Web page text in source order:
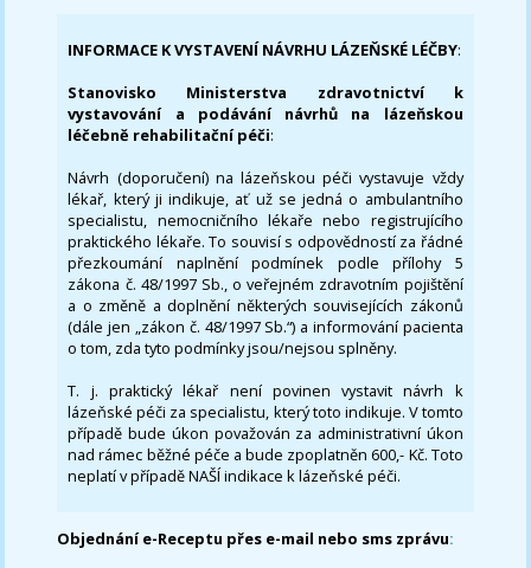
INFORMACE K VYSTAVENÍ NÁVRHU LÁZEŇSKÉ LÉČBY:
Stanovisko Ministerstva zdravotnictví k
vystavování a podávání návrhů na lázeňskou
léčebně rehabilitační péči:
Návrh (doporučení) na lázeňskou péči vystavuje vždy
lékař, který ji indikuje, ať už se jedná o ambulantního
specialistu, nemocničního lékaře nebo registrujícího
praktického lékaře. To souvisí s odpovědností za řádné
přezkoumání naplnění podmínek podle přílohy 5
zákona č. 48/1997 Sb., o veřejném zdravotním pojištění
a o změně a doplnění některých souvisejících zákonů
(dále jen „zákon č. 48/1997 Sb.“) a informování pacienta
o tom, zda tyto podmínky jsou/nejsou splněny.
T. j. praktický lékař není povinen vystavit návrh k
lázeňské péči za specialistu, který toto indikuje. V tomto
případě bude úkon považován za administrativní úkon
nad rámec běžné péče a bude zpoplatněn 600,- Kč. Toto
neplatí v případě NAŠÍ indikace k lázeňské péči.
Objednání e-Receptu přes e-mail nebo sms zprávu: